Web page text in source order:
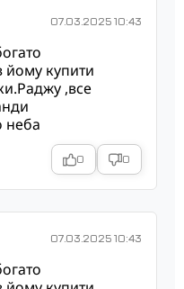
07.03.2025 10:43
йому купити
,все
неба
0 0
07.03.2025 10:43